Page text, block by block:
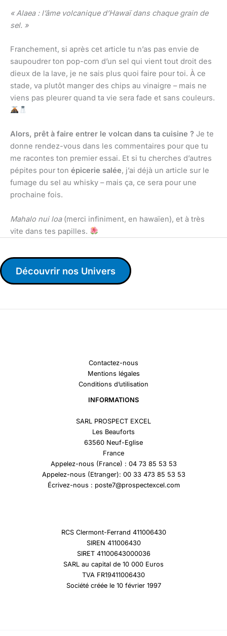
« Alaea : l’âme volcanique d’Hawaï dans chaque grain de
sel. »
Franchement, si après cet article tu n’as pas envie de
saupoudrer ton pop-corn d’un sel qui vient tout droit des
dieux de la lave, je ne sais plus quoi faire pour toi. À ce
stade, va plutôt manger des chips au vinaigre – mais ne
viens pas pleurer quand ta vie sera fade et sans couleurs.
Alors, prêt à faire entrer le volcan dans ta cuisine ? Je te
donne rendez-vous dans les commentaires pour que tu
me racontes ton premier essai. Et si tu cherches d’autres
pépites pour ton épicerie salée, j’ai déjà un article sur le
fumage du sel au whisky – mais ça, ce sera pour une
prochaine fois.
Mahalo nui loa(merci infiniment, en hawaïen), et à très
vite dans tes papilles.
Découvrir nos Univers
Contactez-nous
Mentions légales
Conditions d’utilisation
INFORMATIONS
SARL PROSPECT EXCEL
Les Beauforts
63560 Neuf-Eglise
France
Appelez-nous (France) : 04 73 85 53 53
Appelez-nous (Etranger): 00 33 473 85 53 53
Écrivez-nous : poste7@prospectexcel.com
RCS Clermont-Ferrand 411006430
SIREN 411006430
SIRET 41100643000036
SARL au capital de 10 000 Euros
TVA FR19411006430
Société créée le 10 février 1997